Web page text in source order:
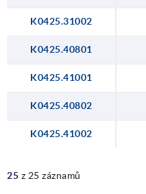
K0425.31002
K0425.40801
K0425.41001
K0425.40802
K0425.41002
25 z 25 záznamů